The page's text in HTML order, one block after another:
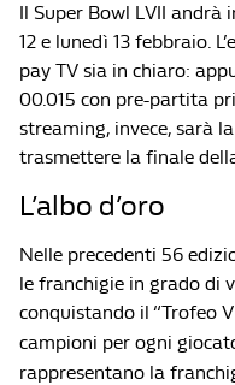
Il Super Bowl LVII andrà
12 e lunedì 13 febbraio.
pay TV sia in chiaro:
00.015 con pre-partita
streaming, invece, sarà
trasmettere la finale
L’albo d’oro
Nelle precedenti 56
le franchigie in grado di
conquistando il “Trofeo
campioni per ogni
rappresentano la